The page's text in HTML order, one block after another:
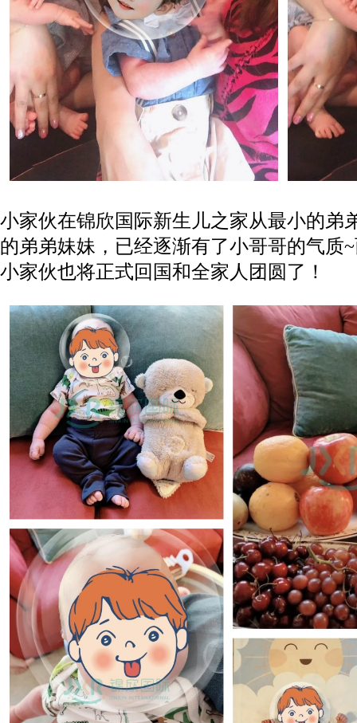
小家伙在锦欣国际新生儿之家从最小的弟
的弟弟妹妹，已经逐渐有了小哥哥的气质
小家伙也将正式回国和全家人团圆了！